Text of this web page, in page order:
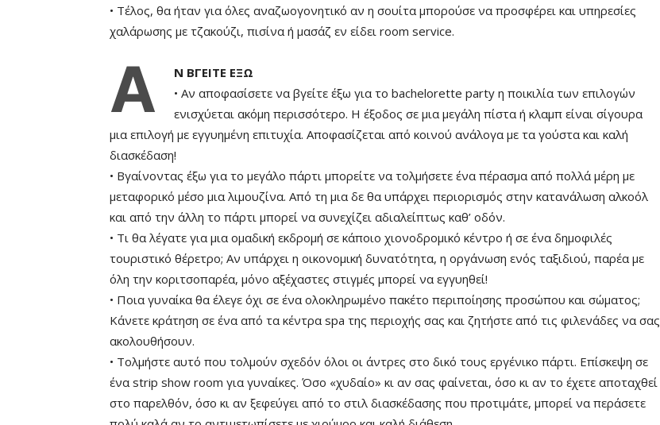
• Τέλος, θα ήταν για όλες αναζωογονητικό αν η σουίτα μπορούσε να προσφέρει και υπηρεσίες
χαλάρωσης με τζακούζι, πισίνα ή μασάζ εν είδει room service.
Α
Ν ΒΓΕΙΤΕ ΕΞΩ
• Αν αποφασίσετε να βγείτε έξω για το bachelorette party η ποικιλία των επιλογών
ενισχύεται ακόμη περισσότερο. Η έξοδος σε μια μεγάλη πίστα ή κλαμπ είναι σίγουρα
μια επιλογή με εγγυημένη επιτυχία. Αποφασίζεται από κοινού ανάλογα με τα γούστα και καλή
διασκέδαση!
• Βγαίνοντας έξω για το μεγάλο πάρτι μπορείτε να τολμήσετε ένα πέρασμα από πολλά μέρη με
μεταφορικό μέσο μια λιμουζίνα. Από τη μια δε θα υπάρχει περιορισμός στην κατανάλωση αλκοόλ
και από την άλλη το πάρτι μπορεί να συνεχίζει αδιαλείπτως καθ’ οδόν.
• Τι θα λέγατε για μια ομαδική εκδρομή σε κάποιο χιονοδρομικό κέντρο ή σε ένα δημοφιλές
τουριστικό θέρετρο; Αν υπάρχει η οικονομική δυνατότητα, η οργάνωση ενός ταξιδιού, παρέα με
όλη την κοριτσοπαρέα, μόνο αξέχαστες στιγμές μπορεί να εγγυηθεί!
• Ποια γυναίκα θα έλεγε όχι σε ένα ολοκληρωμένο πακέτο περιποίησης προσώπου και σώματος;
Κάνετε κράτηση σε ένα από τα κέντρα spa της περιοχής σας και ζητήστε από τις φιλενάδες να σας
ακολουθήσουν.
• Τολμήστε αυτό που τολμούν σχεδόν όλοι οι άντρες στο δικό τους εργένικο πάρτι. Επίσκεψη σε
ένα strip show room για γυναίκες. Όσο «χυδαίο» κι αν σας φαίνεται, όσο κι αν το έχετε αποταχθεί
στο παρελθόν, όσο κι αν ξεφεύγει από το στιλ διασκέδασης που προτιμάτε, μπορεί να περάσετε